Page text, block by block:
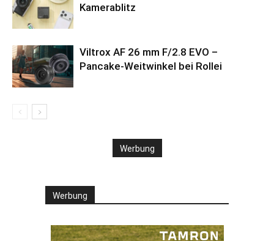
Kamerablitz
Viltrox AF 26 mm F/2.8 EVO –
Pancake-Weitwinkel bei Rollei
Werbung
Werbung